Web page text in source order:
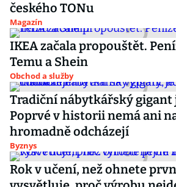
českého TONu
Magazín
IKEA začala propouštět.
Temu a Shein
Obchod a služby
Tradiční nábytkářský gigant
Poprvé v historii nemá ani
hromadně odcházejí
Byznys
Rok v učení, než ohnete